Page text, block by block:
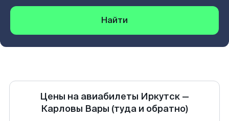
Найти
Цены на авиабилеты Иркутск —
Карловы Вары (туда и обратно)